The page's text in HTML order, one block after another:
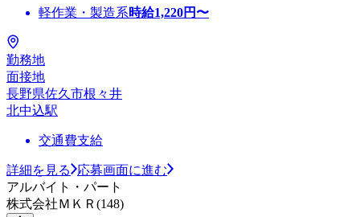
軽作業・製造系時給1,220円〜
勤務地
面接地
長野県佐久市根々井
北中込駅
交通費支給
詳細を見る
応募画面に進む
アルバイト・パート
株式会社ＭＫＲ(148)